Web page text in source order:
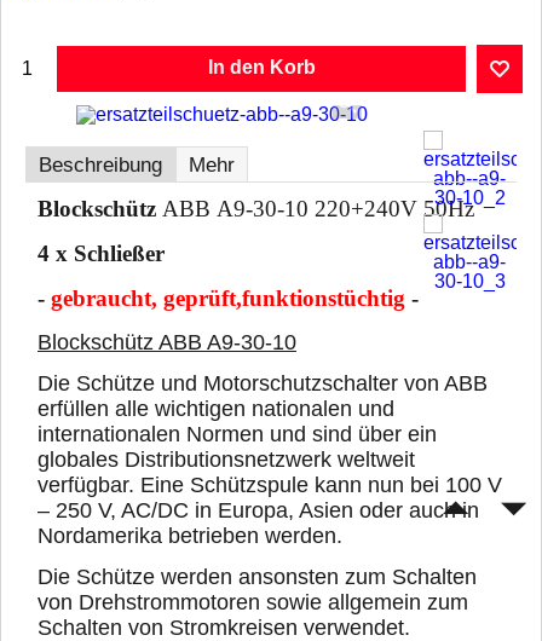
In den Korb
Beschreibung Mehr
Blockschütz ABB A9-30-10 220+240V 50Hz
4 x Schließer
- gebraucht, geprüft,funktionstüchtig -
Blockschütz ABB A9-30-10
Die Schütze und Motorschutzschalter von ABB
erfüllen alle wichtigen nationalen und
internationalen Normen und sind über ein
globales Distributionsnetzwerk weltweit
verfügbar. Eine Schützspule kann nun bei 100 V
– 250 V, AC/DC in Europa, Asien oder auch in
Nordamerika betrieben werden.
Die Schütze werden ansonsten zum Schalten
von Drehstrommotoren sowie allgemein zum
Schalten von Stromkreisen verwendet.